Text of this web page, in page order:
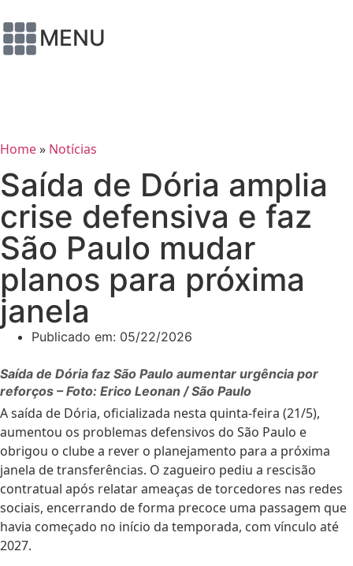
MENU
Home» Notícias
Saída de Dória amplia
crise defensiva e faz
São Paulo mudar
planos para próxima
janela
Publicado em: 05/22/2026
Saída de Dória faz São Paulo aumentar urgência por
reforços – Foto: Erico Leonan / São Paulo
A saída de Dória, oficializada nesta quinta-feira (21/5),
aumentou os problemas defensivos do São Paulo e
obrigou o clube a rever o planejamento para a próxima
janela de transferências. O zagueiro pediu a rescisão
contratual após relatar ameaças de torcedores nas redes
sociais, encerrando de forma precoce uma passagem que
havia começado no início da temporada, com vínculo até
2027.